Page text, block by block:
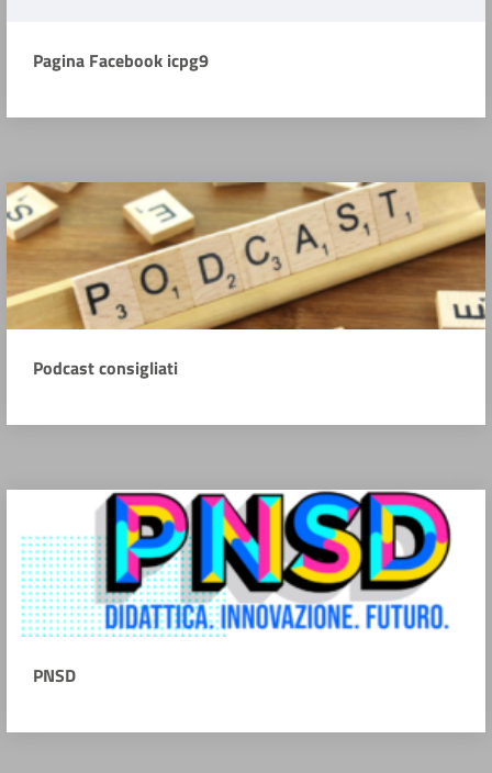
Pagina Facebook icpg9
Podcast consigliati
PNSD